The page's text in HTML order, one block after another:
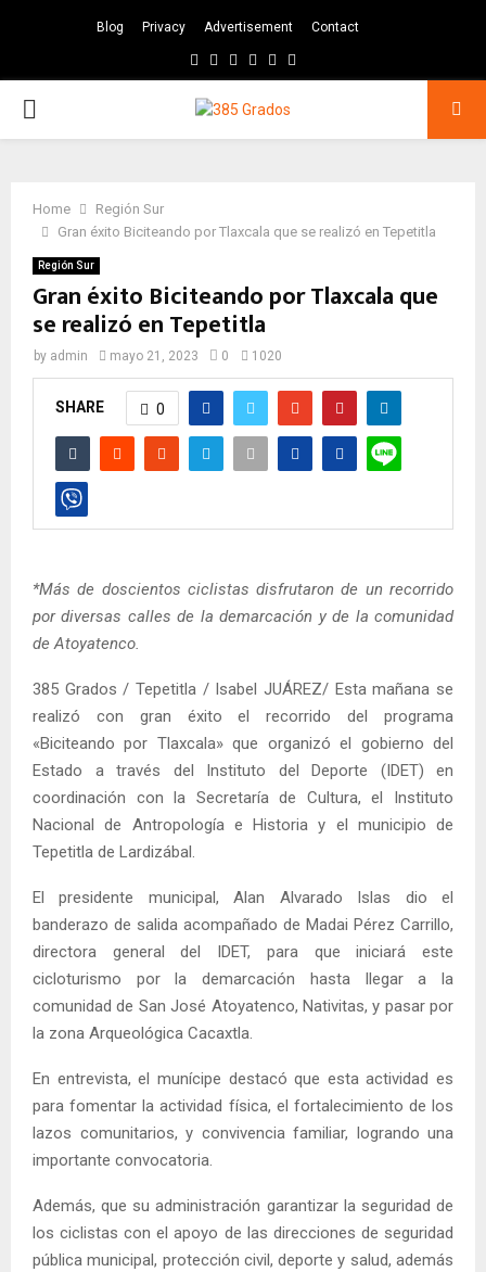
Blog Privacy Advertisement Contact
Facebook
TwitterInstagram
Pinterest
Google
PRIMARY
Home
Región Sur
Gran éxito Biciteando por Tlaxcala que se realizó en Tepetitla
Región Sur
Gran éxito Biciteando por Tlaxcala que
se realizó en Tepetitla
by admin mayo 21, 2023 0 1020
SHARE 0
*Más de doscientos ciclistas disfrutaron de un recorrido
por diversas calles de la demarcación y de la comunidad
de Atoyatenco.
385 Grados / Tepetitla / Isabel JUÁREZ/ Esta mañana se
realizó con gran éxito el recorrido del programa
«Biciteando por Tlaxcala» que organizó el gobierno del
Estado a través del Instituto del Deporte (IDET) en
coordinación con la Secretaría de Cultura, el Instituto
Nacional de Antropología e Historia y el municipio de
Tepetitla de Lardizábal.
El presidente municipal, Alan Alvarado Islas dio el
banderazo de salida acompañado de Madai Pérez Carrillo,
directora general del IDET, para que iniciará este
cicloturismo por la demarcación hasta llegar a la
comunidad de San José Atoyatenco, Nativitas, y pasar por
la zona Arqueológica Cacaxtla.
En entrevista, el munícipe destacó que esta actividad es
para fomentar la actividad física, el fortalecimiento de los
lazos comunitarios, y convivencia familiar, logrando una
importante convocatoria.
Además, que su administración garantizar la seguridad de
los ciclistas con el apoyo de las direcciones de seguridad
pública municipal, protección civil, deporte y salud, además